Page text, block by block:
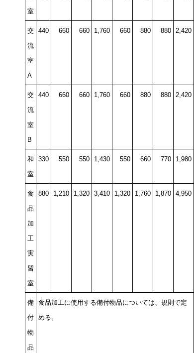
室
交
流
室
A
440 660 660 1,760 660 880 880 2,420
交
流
室
B
440 660 660 1,760 660 880 880 2,420
和
室
330 550 550 1,430 550 660 770 1,980
食
品
加
工
実
習
室
880 1,210 1,320 3,410 1,320 1,760 1,870 4,950
備
付
物
品
食品加工に使用する備付物品については、規則で定
める。